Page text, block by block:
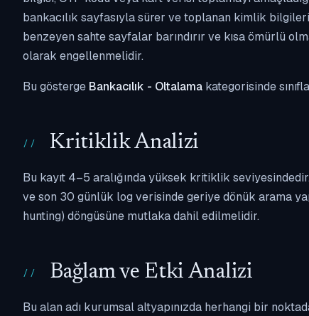
bankacılık sayfasıyla sürer ve toplanan kimlik
benzeyen sahte sayfalar barındırır ve kısa ömürlü
olarak engellenmelidir.
Bu gösterge Bankacılık - Oltalama kategorisinde
Kritiklik Analizi
Bu kayıt 4–5 aralığında yüksek kritiklik
ve son 30 günlük log verisinde geriye dönük arama
hunting) döngüsüne mutlaka dahil edilmelidir.
Bağlam ve Etki Analizi
Bu alan adı kurumsal altyapınızda herhangi bir